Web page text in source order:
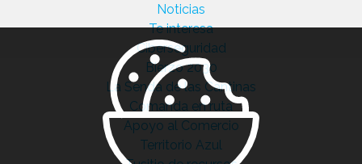
Noticias
Te interesa
Ciberseguridad
Bierzo 2030
La Senda de las Cantinas
Comanda en ruta
Apoyo al Comercio
Territorio Azul